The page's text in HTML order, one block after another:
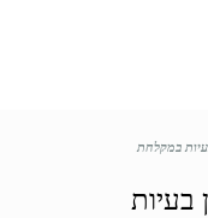
במקלחת
בעיות